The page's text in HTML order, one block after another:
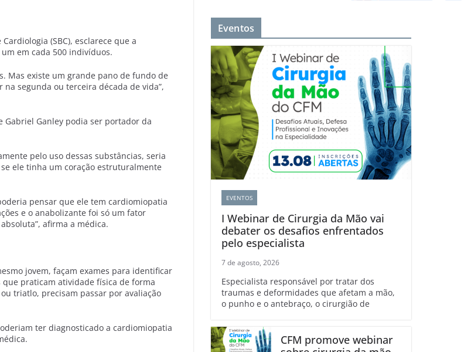
(SBC), esclarece que a
em cada 500 indivíduos.
Mas existe um grande pano de fundo de
segunda ou terceira década de vida”,
Ganley podia ser portador da
pelo uso dessas substâncias, seria
ele tinha um coração estruturalmente
pensar que ele tem cardiomiopatia
e o anabolizante foi só um fator
afirma a médica.
jovem, façam exames para identificar
que praticam atividade física de forma
triatlo, precisam passar por avaliação
ter diagnosticado a cardiomiopatia
Eventos
EVENTOS
I Webinar de Cirurgia da Mão vai
debater os desafios enfrentados
pelo especialista
7 de agosto, 2026
Especialista responsável por tratar dos
traumas e deformidades que afetam a mão,
o punho e o antebraço, o cirurgião de
CFM promove webinar